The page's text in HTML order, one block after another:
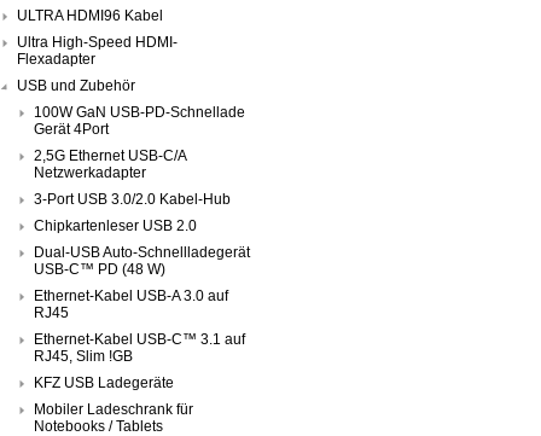
ULTRA HDMI96 Kabel
Ultra High-Speed HDMI-
Flexadapter
USB und Zubehör
100W GaN USB-PD-Schnellade
Gerät 4Port
2,5G Ethernet USB-C/A
Netzwerkadapter
3-Port USB 3.0/2.0 Kabel-Hub
Chipkartenleser USB 2.0
Dual-USB Auto-Schnellladegerät
USB-C™ PD (48 W)
Ethernet-Kabel USB-A 3.0 auf
RJ45
Ethernet-Kabel USB-C™ 3.1 auf
RJ45, Slim !GB
KFZ USB Ladegeräte
Mobiler Ladeschrank für
Notebooks / Tablets